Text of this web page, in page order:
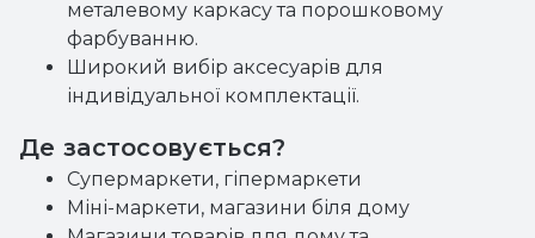
металевому каркасу та порошковому
фарбуванню.
Широкий вибір аксесуарів для
індивідуальної комплектації.
Де застосовується?
Супермаркети, гіпермаркети
Міні-маркети, магазини біля дому